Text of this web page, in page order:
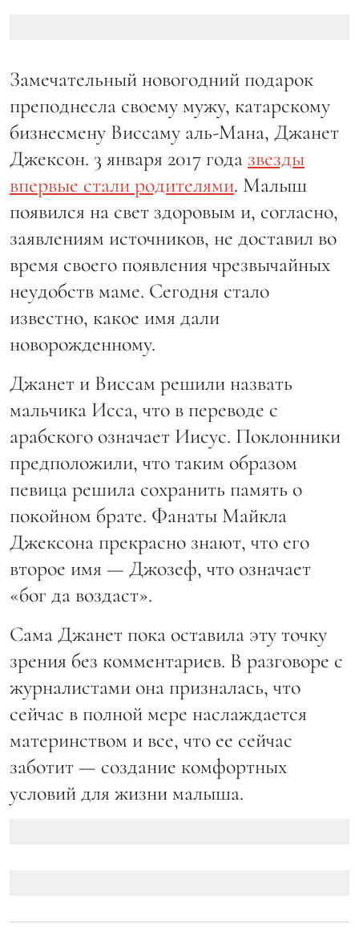
Замечательный новогодний подарок
преподнесла своему мужу, катарскому
бизнесмену Виссаму аль-Мана, Джанет
Джексон. 3 января 2017 года звезды
впервые стали родителями. Малыш
появился на свет здоровым и, согласно,
заявлениям источников, не доставил во
время своего появления чрезвычайных
неудобств маме. Сегодня стало
известно, какое имя дали
новорожденному.
Джанет и Виссам решили назвать
мальчика Исса, что в переводе с
арабского означает Иисус. Поклонники
предположили, что таким образом
певица решила сохранить память о
покойном брате. Фанаты Майкла
Джексона прекрасно знают, что его
второе имя — Джозеф, что означает
«бог да воздаст».
Сама Джанет пока оставила эту точку
зрения без комментариев. В разговоре с
журналистами она призналась, что
сейчас в полной мере наслаждается
материнством и все, что ее сейчас
заботит — создание комфортных
условий для жизни малыша.